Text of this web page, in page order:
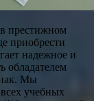
престижном
приобрести
надежное и
обладателем
Мы
учебных